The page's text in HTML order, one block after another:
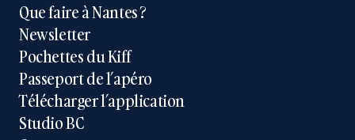
Que faire à Nantes ?
Newsletter
Pochettes du Kiff
Passeport de l’apéro
Télécharger l’application
Studio BC